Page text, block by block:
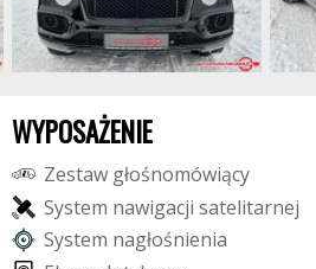
WYPOSAŻENIE
Zestaw głośnomówiący
System nawigacji satelitarnej
System nagłośnienia